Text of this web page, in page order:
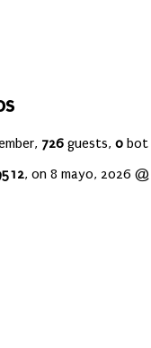
726 guests, 0 bot
, on 8 mayo, 2026